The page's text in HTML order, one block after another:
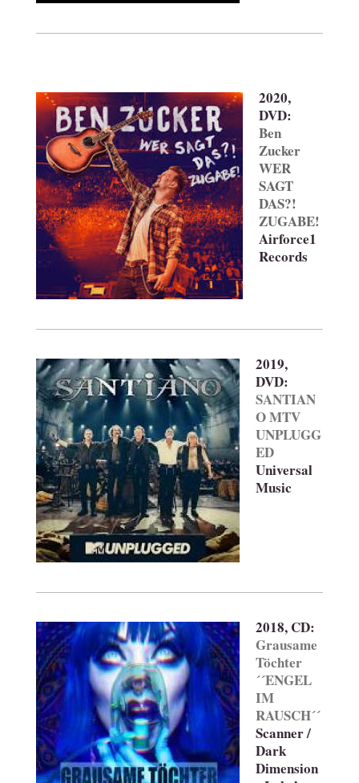
2020,
DVD:
Ben
Zucker
WER
SAGT
DAS?!
ZUGABE!
Airforce1
Records
2019,
DVD:
SANTIAN
O MTV
UNPLUGG
ED
Universal
Music
2018, CD:
Grausame
Töchter
´´ENGEL
IM
RAUSCH´´
Scanner /
Dark
Dimension